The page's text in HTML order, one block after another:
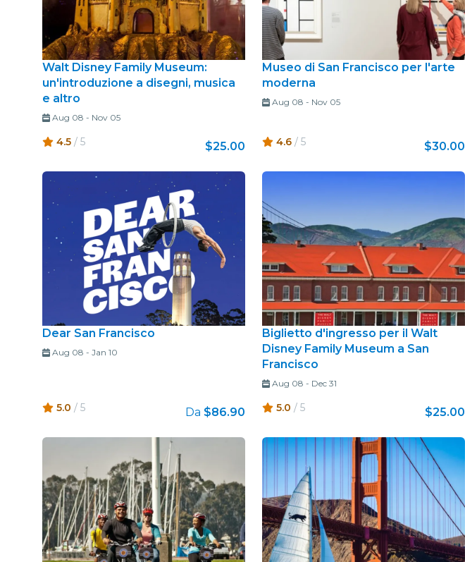
Walt Disney Family Museum:
un'introduzione a disegni, musica
e altro
Aug 08 - Nov 05
4.5 / 5 $25.00
Museo di San Francisco per l'arte
moderna
Aug 08 - Nov 05
4.6 / 5 $30.00
Dear San Francisco
Aug 08 - Jan 10
5.0 / 5 Da $86.90
Biglietto d'ingresso per il Walt
Disney Family Museum a San
Francisco
Aug 08 - Dec 31
5.0 / 5 $25.00